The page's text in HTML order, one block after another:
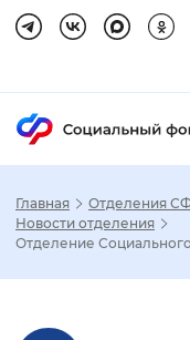
Настройка
Главная Отделения
Новости отделения
Отделение